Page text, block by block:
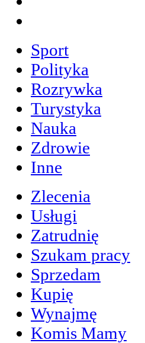
Sport
Polityka
Rozrywka
Turystyka
Nauka
Zdrowie
Inne
Zlecenia
Usługi
Zatrudnię
Szukam pracy
Sprzedam
Kupię
Wynajmę
Komis Mamy